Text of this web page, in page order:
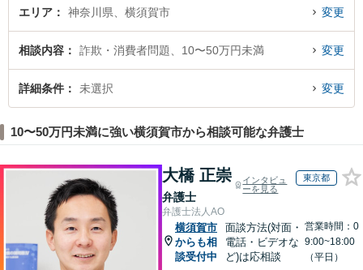
法律事務所の杉山 程彦弁護士のプロフィール情報や弁護士費用、強みなどが注
目されています。『横須賀市で土日や夜間に発生した10〜50万円未満の詐欺被
トラブル解決の実績豊富な近くの弁護士を検索したい』『初回相談無料で10〜
50万円未満の詐欺被害を法律相談できる横須賀市内の弁護士に相談予約した
い』などでお困りの相談者さんにおすすめです。
エリア 神奈川県、横須賀市 変更
相談内容 詐欺・消費者問題、10〜50万円未満 変更
詳細条件 未選択 変更
10〜50万円未満に強い横須賀市から相談可能な弁護士
大橋 正崇
弁護士
インタビュ
ーを見る
東京都
弁護士法人AO
横須賀市
からも相
談受付中
面談方法(対面・
電話・ビデオな
ど)は応相談
営業時間：0
9:00~18:00
（平日）